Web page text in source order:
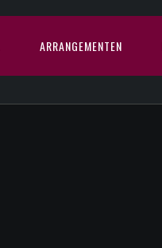
ARRANGEMENTEN